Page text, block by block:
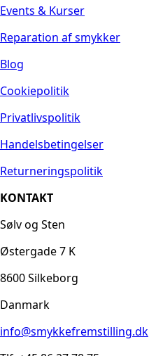
Events & Kurser
Reparation af smykker
Blog
Cookiepolitik
Privatlivspolitik
Handelsbetingelser
Returneringspolitik
KONTAKT
Sølv og Sten
Østergade 7 K
8600 Silkeborg
Danmark
info@smykkefremstilling.dk